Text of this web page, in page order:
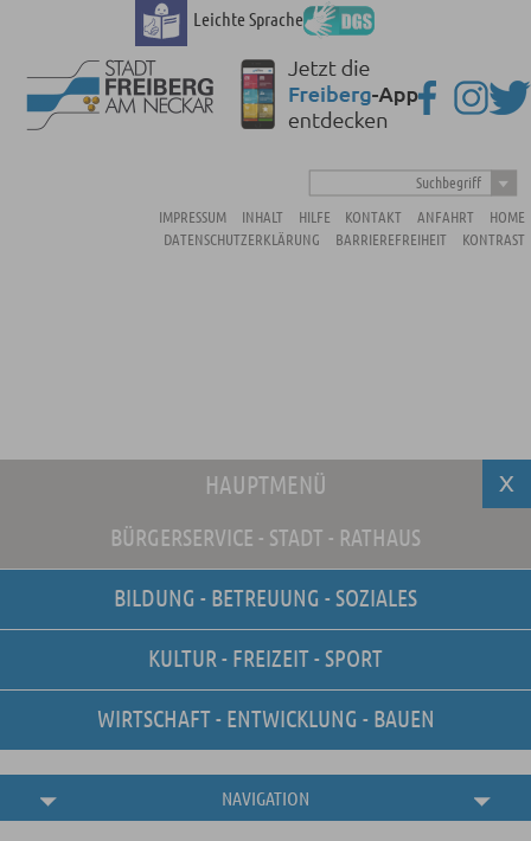
Leichte Sprache
Suchbegriff
IMPRESSUM
INHALT HILFE KONTAKT ANFAHRT
HOME
DATENSCHUTZERKLÄRUNG
BARRIEREFREIHEIT KONTRAST
HAUPTMENÜ
BÜRGERSERVICE - STADT - RATHAUS
BILDUNG - BETREUUNG - SOZIALES
KULTUR - FREIZEIT - SPORT
WIRTSCHAFT - ENTWICKLUNG - BAUEN
Unsere Stellenangebote
Online-Terminvereinbarung
Amtliche
Bekanntmachungen
NAVIGATION